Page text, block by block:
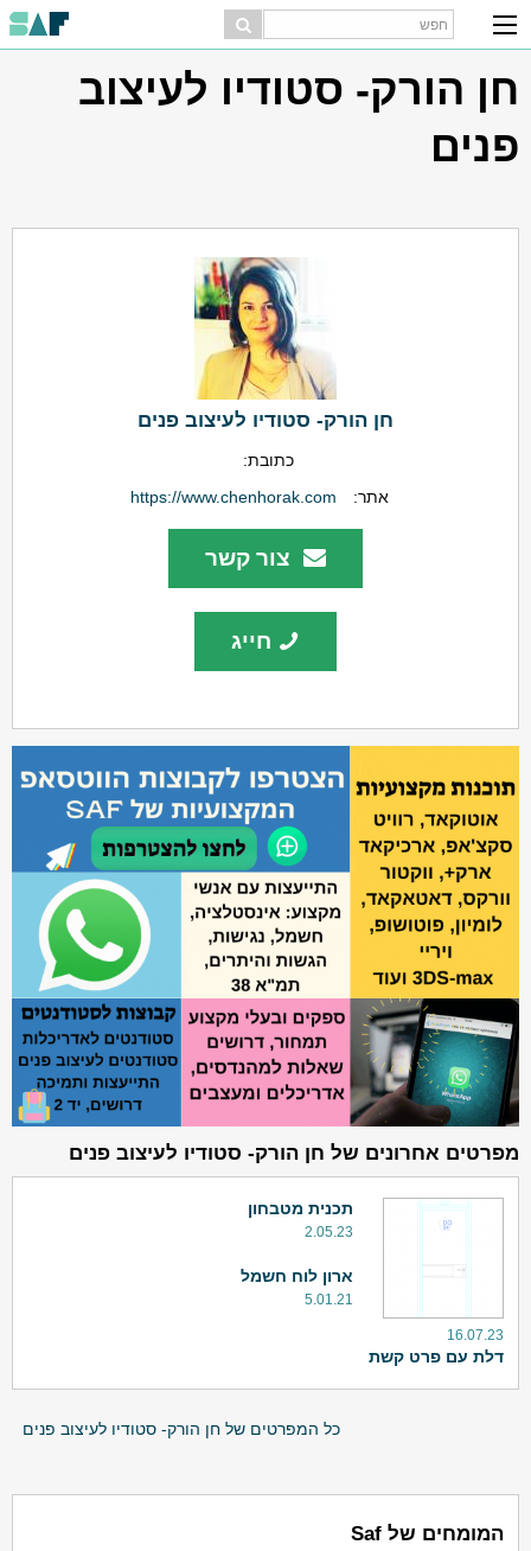
חן הורק- סטודיו לעיצוב
פנים
חן הורק- סטודיו לעיצוב פנים
כתובת:
אתר:
https://www.chenhorak.com
צור קשר
חייג
מפרטים אחרונים של חן הורק- סטודיו לעיצוב פנים
16.07.23
דלת עם פרט קשת
תכנית מטבחון
2.05.23
ארון לוח חשמל
5.01.21
כל המפרטים של חן הורק- סטודיו לעיצוב פנים
המומחים של Saf